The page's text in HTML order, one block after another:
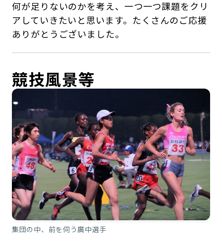
何が足りないのかを考え、一つ一つ課題をクリ
アしていきたいと思います。たくさんのご応援
ありがとうございました。
競技風景等
集団の中、前を伺う廣中選手